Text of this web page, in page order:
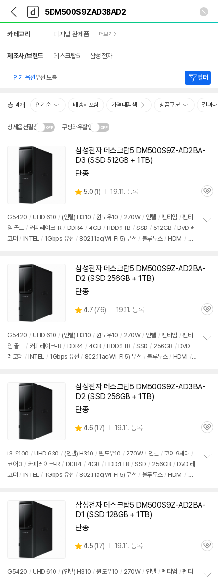
다
나
와
가
기
다
와
메
인
카테고리 디지털 완제품 더보기
제조사/브랜드 데스크탑5 삼성전자
인기 옵션우선 노출 필터
총 4개 인기순 배송비포함 가격대검색 상품구분 결과
상세옵션펼침 쿠팡와우할인
설치 환경·지역에 따라
배송·설치비가 달라집니다.닫
기
삼성전자 데스크탑5 DM500S9Z-AD2BA-
D3 (SSD 512GB + 1TB)
단종
별
5.0 (상
1) 19.11. 등록
관
G5420 / UHD 610 / (인텔) H310 / 윈도우10 / 270W / 인텔 / 펜티엄 / 펜티
엄 골드 / 커피레이크-R / DDR4 / 4GB / HDD:1TB / SSD / 512GB / DVD 레
코더 / INTEL / 1Gbps 유선 / 802.11ac(Wi-Fi 5) 무선 / 블루투스 / HDMI / D-
삼성전자 데스크탑5 DM500S9Z-AD2BA-
D2 (SSD 256GB + 1TB)
단종
별
4.7 (상
76) 19.11. 등록
관
G5420 / UHD 610 / (인텔) H310 / 윈도우10 / 270W / 인텔 / 펜티엄 / 펜티
엄 골드 / 커피레이크-R / DDR4 / 4GB / HDD:1TB / SSD / 256GB / DVD
레코더 / INTEL / 1Gbps 유선 / 802.11ac(Wi-Fi 5) 무선 / 블루투스 / HDMI /
삼성전자 데스크탑5 DM500S9Z-AD3BA-
D2 (SSD 256GB + 1TB)
단종
별
4.6 (상
17) 19.11. 등록
관
i3-9100 / UHD 630 / (인텔) H310 / 윈도우10 / 270W / 인텔 / 코어 9세대 /
코어i3 / 커피레이크-R / DDR4 / 4GB / HDD:1TB / SSD / 256GB / DVD 레
코더 / INTEL / 1Gbps 유선 / 802.11ac(Wi-Fi 5) 무선 / 블루투스 / HDMI / D-
삼성전자 데스크탑5 DM500S9Z-AD2BA-
D1 (SSD 128GB + 1TB)
단종
별
4.5 (상
17) 19.11. 등록
관
G5420 / UHD 610 / (인텔) H310 / 윈도우10 / 270W / 인텔 / 펜티엄 / 펜티